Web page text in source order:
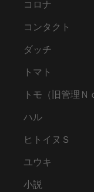
コロナ
コンタクト
ダッチ
トマト
トモ（旧管理Ｎ
ハル
ヒトイヌＳ
ユウキ
小説